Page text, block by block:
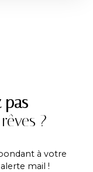
pas
?
à votre
mail !